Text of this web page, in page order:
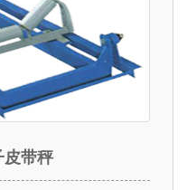
皮带秤